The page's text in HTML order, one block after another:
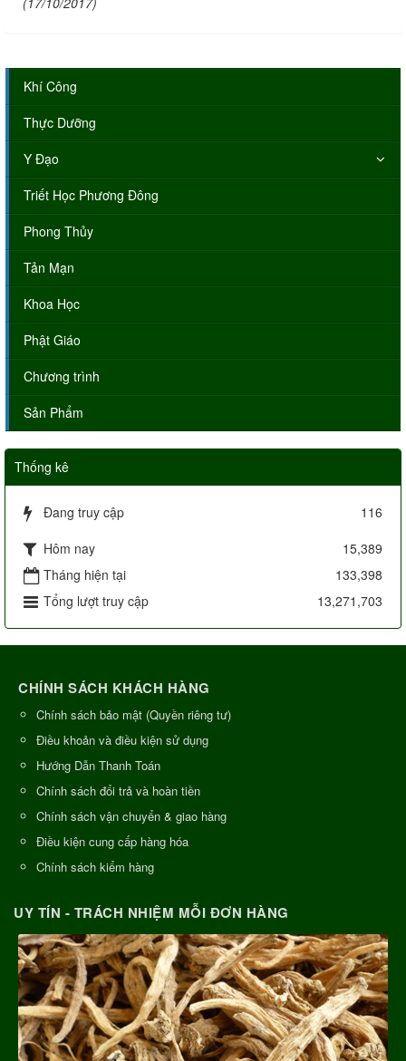
Khí Công
Thực Dưỡng
Y Đạo
Triết Học Phương Đông
Phong Thủy
Tản Mạn
Khoa Học
Phật Giáo
Chương trình
Sản Phẩm
Thống kê
Đang truy cập
116
Hôm nay
15,389
Tháng hiện tại
133,398
Tổng lượt truy cập
13,271,703
CHÍNH SÁCH KHÁCH HÀNG
Chính sách bảo mật (Quyền riêng tư)
Điều khoản và điều kiện sử dụng
Hướng Dẫn Thanh Toán
Chính sách đổi trả và hoàn tiền
Chính sách vận chuyển & giao hàng
Điều kiện cung cấp hàng hóa
Chính sách kiểm hàng
UY TÍN - TRÁCH NHIỆM MỖI ĐƠN HÀNG